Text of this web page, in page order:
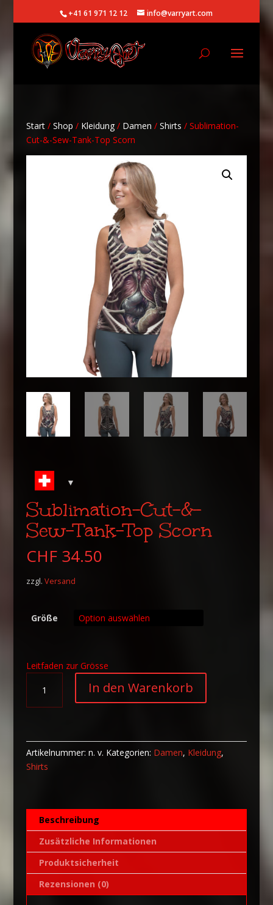
+41 61 971 12 12 info@varryart.com
Start/ Shop / Kleidung/ Damen / Shirts / Sublimation-
Cut-&-Sew-Tank-Top Scorn
Sublimation-Cut-&-
Sew-Tank-Top Scorn
CHF34.50
zzgl. Versand
Größe
Leitfaden zur Grösse
&-
Top
Scorn
In den Warenkorb
n
:
Artikelnummer: n. v. Kategorien: Damen, Kleidung,
Shirts
Beschreibung
Zusätzliche Informationen
Produktsicherheit
Rezensionen (0)